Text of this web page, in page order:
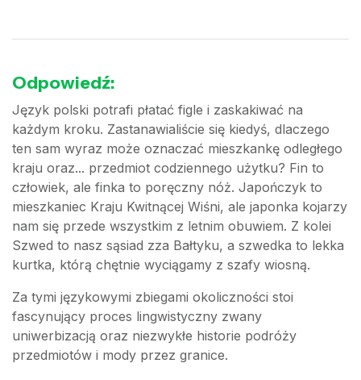
Odpowiedź:
Język polski potrafi płatać figle i zaskakiwać na
każdym kroku. Zastanawialiście się kiedyś, dlaczego
ten sam wyraz może oznaczać mieszkankę odległego
kraju oraz... przedmiot codziennego użytku? Fin to
człowiek, ale finka to poręczny nóż. Japończyk to
mieszkaniec Kraju Kwitnącej Wiśni, ale japonka kojarzy
nam się przede wszystkim z letnim obuwiem. Z kolei
Szwed to nasz sąsiad zza Bałtyku, a szwedka to lekka
kurtka, którą chętnie wyciągamy z szafy wiosną.
Za tymi językowymi zbiegami okoliczności stoi
fascynujący proces lingwistyczny zwany
uniwerbizacją oraz niezwykłe historie podróży
przedmiotów i mody przez granice.